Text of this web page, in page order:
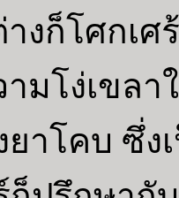
งก็โศกเศ
ามโง่เข
าโคบ ซึ่ง